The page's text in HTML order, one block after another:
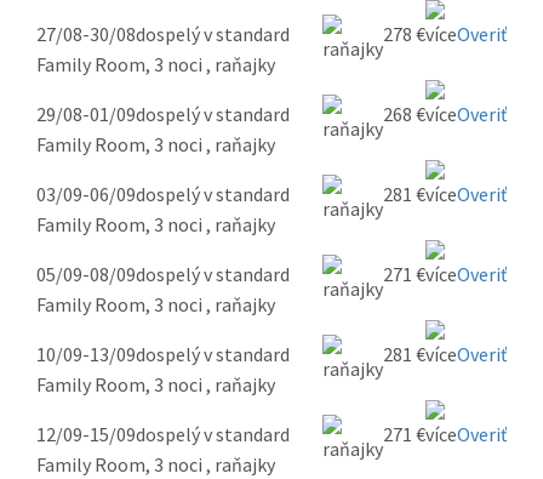
27/08-30/08dospelý v standard
Family Room, 3 noci , raňajky
278 € Overiť
29/08-01/09dospelý v standard
Family Room, 3 noci , raňajky
268 € Overiť
03/09-06/09dospelý v standard
Family Room, 3 noci , raňajky
281 € Overiť
05/09-08/09dospelý v standard
Family Room, 3 noci , raňajky
271 € Overiť
10/09-13/09dospelý v standard
Family Room, 3 noci , raňajky
281 € Overiť
12/09-15/09dospelý v standard
Family Room, 3 noci , raňajky
271 € Overiť